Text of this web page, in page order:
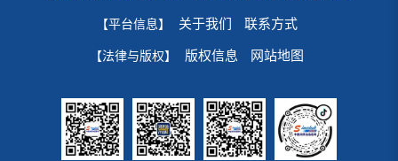
【平台信息】 关于我们 联系方式
【法律与版权】 版权信息 网站地图